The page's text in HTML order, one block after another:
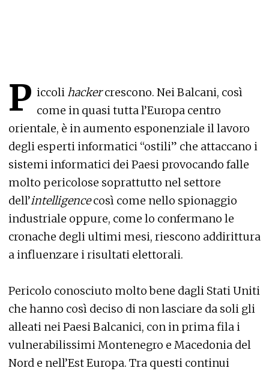
P iccoli hackercrescono. Nei Balcani, così
come in quasi tutta l’Europa centro
orientale, è in aumento esponenziale il lavoro
degli esperti informatici “ostili” che attaccano i
sistemi informatici dei Paesi provocando falle
molto pericolose soprattutto nel settore
dell’intelligencecosì come nello spionaggio
industriale oppure, come lo confermano le
cronache degli ultimi mesi, riescono addirittura
a influenzare i risultati elettorali.
Pericolo conosciuto molto bene dagli Stati Uniti
che hanno così deciso di non lasciare da soli gli
alleati nei Paesi Balcanici, con in prima fila i
vulnerabilissimi Montenegro e Macedonia del
Nord e nell’Est Europa. Tra questi continui